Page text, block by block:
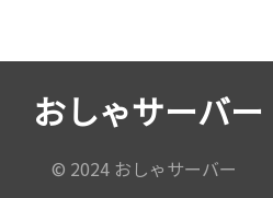
おしゃサーバー
© 2024 おしゃサーバー